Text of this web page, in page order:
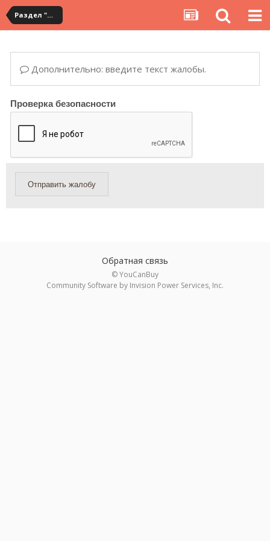
Раздел "Мои покупки" на сервисе YouCanBuy
Дополнительно: введите текст жалобы.
Проверка безопасности
Отправить жалобу
Обратная связь
© YouCanBuy
Community Software by Invision Power Services, Inc.